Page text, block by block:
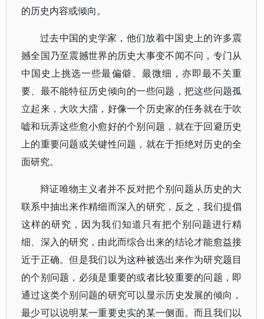
的历史内容或倾向。
过去中国的史学家，他们放着中国史上的许多震
撼全国乃至震撼世界的历史大事变不闻不问，专门从
中国史上挑选一些最偏僻、最微细，亦即最不关重
要、最不能特征历史倾向的一些问题，把这些问题孤
立起来，大吹大擂，好像一个历史家的任务就在于吹
嘘和玩弄这些愈小愈好的个别问题，就在于回避历史
上的重要问题或关键性问题，就在于拒绝对历史的全
面研究。
辩证唯物主义者并不反对把个别问题从历史的大
联系中抽出来作精细而深入的研究，反之，我们提倡
这样的研究，因为我们知道只有把个别问题进行精
细、深入的研究，由此而综合出来的结论才能愈益接
近于正确。但是我们以为这种被选出来作为研究题目
的个别问题，必须是重要的或者比较重要的问题，即
通过这类个别问题的研究可以显示历史发展的倾向，
最少可以说明某一重要史实的某一侧面。而且我们以